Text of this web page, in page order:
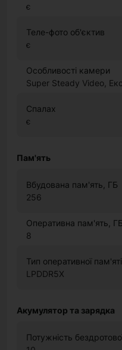
є
Теле-фото об'єктив
є
Особливості камери
Super Steady Video,
Спалах
є
Пам'ять
Вбудована пам'ять, ГБ
256
Оперативна пам'ять, ГБ
8
Тип оперативної пам'яті
LPDDR5X
Акумулятор та зарядка
Потужність